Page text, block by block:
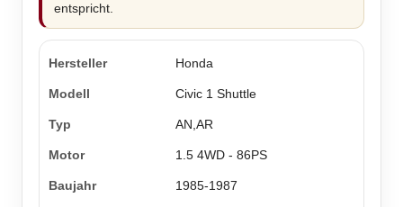
entspricht.
Honda
Civic 1 Shuttle
AN,AR
1.5 4WD - 86PS
1985-1987